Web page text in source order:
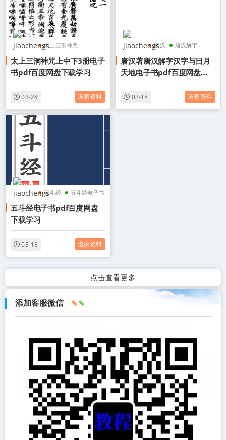
太上三洞神咒
太上三洞神咒电子书
太上三洞神咒pdf
太上三洞神咒上中下3册电子
书pdf百度网盘下载学习
03-24 道家资料
唐汉 唐汉解字
汉字与日月天地
唐汉著唐汉解字汉字与日月
天地电子书pdf百度网盘下
载学习
03-18 道家资料
五斗经 五斗经电子书
五斗经pdf
五斗经电子书pdf百度网盘
下载学习
03-18 道家资料
点击查看更多
添加客服微信